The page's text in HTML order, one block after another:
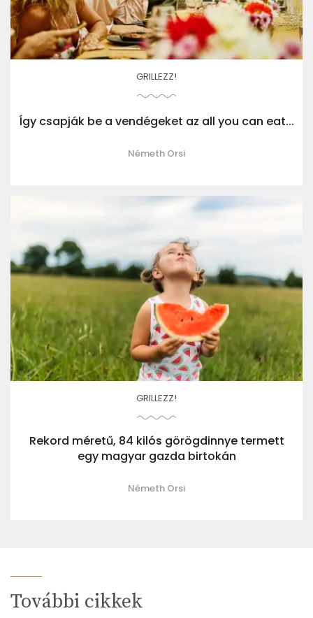
GRILLEZZ!
Így csapják be a vendégeket az all you can eat...
Németh Orsi
GRILLEZZ!
Rekord méretű, 84 kilós görögdinnye termett
egy magyar gazda birtokán
Németh Orsi
További cikkek